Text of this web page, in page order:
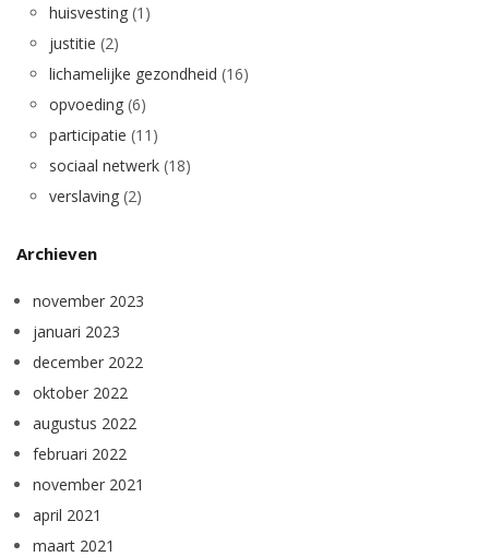
huisvesting (1)
justitie (2)
lichamelijke gezondheid (16)
opvoeding (6)
participatie (11)
sociaal netwerk (18)
verslaving (2)
Archieven
november 2023
januari 2023
december 2022
oktober 2022
augustus 2022
februari 2022
november 2021
april 2021
maart 2021